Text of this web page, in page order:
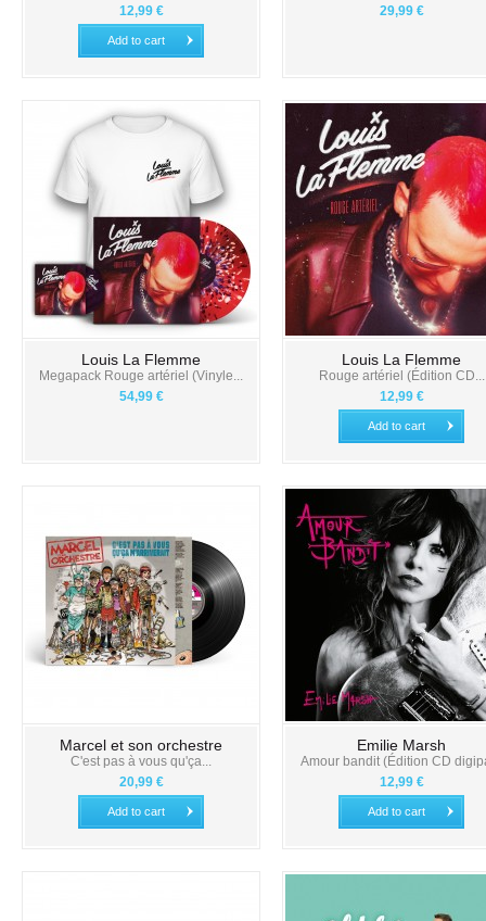
12,99 €
Add to cart
29,99 €
Louis La Flemme
Megapack Rouge artériel (Vinyle...
54,99 €
Louis La Flemme
Rouge artériel (Édition CD...
12,99 €
Add to cart
Marcel et son orchestre
C'est pas à vous qu'ça...
20,99 €
Add to cart
Emilie Marsh
Amour bandit (Édition CD
12,99 €
Add to cart